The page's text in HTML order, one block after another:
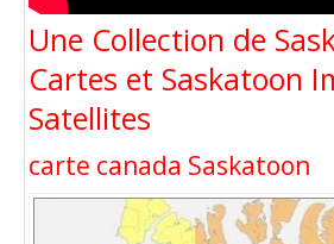
Une Collection de
Cartes et Saskatoon
Satellites
carte canada Saskatoon